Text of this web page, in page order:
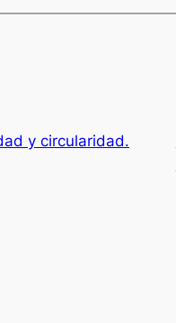
y circularidad.